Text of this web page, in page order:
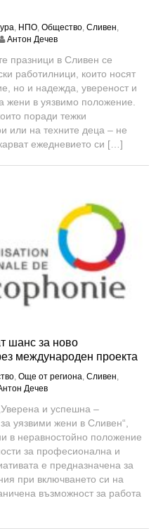
НПО Общество Сливен
Антон Дечев
празници в Сливен се
работилници, които носят
но и надежда, увереност и
жени в уязвимо положение.
поради тежки
или на техните деца – не
ежедневието си […]
шанс за ново
международен проекта
, Още от региона, Сливен,
Дечев
и успешна –
уязвими жени в Сливен“,
в неравностойно положение
за професионална и
е предназначена за
при включването си на
възможност за работа